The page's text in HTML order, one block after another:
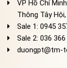
VP Hồ Chí
Thông Tây
Sale 1: 0945
Sale 2: 036
duongpt@tm-